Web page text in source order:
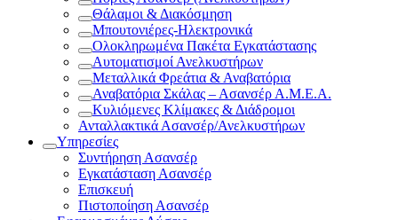
Θάλαμοι & Διακόσμηση
Μπουτονιέρες-Ηλεκτρονικά
Ολοκληρωμένα Πακέτα Εγκατάστασης
Αυτοματισμοί Ανελκυστήρων
Μεταλλικά Φρεάτια & Αναβατόρια
Αναβατόρια Σκάλας – Ασανσέρ Α.Μ.Ε.Α.
Κυλιόμενες Κλίμακες & Διάδρομοι
Ανταλλακτικά Ασανσέρ/Ανελκυστήρων
Υπηρεσίες
Συντήρηση Ασανσέρ
Εγκατάσταση Ασανσέρ
Επισκευή
Πιστοποίηση Ασανσέρ